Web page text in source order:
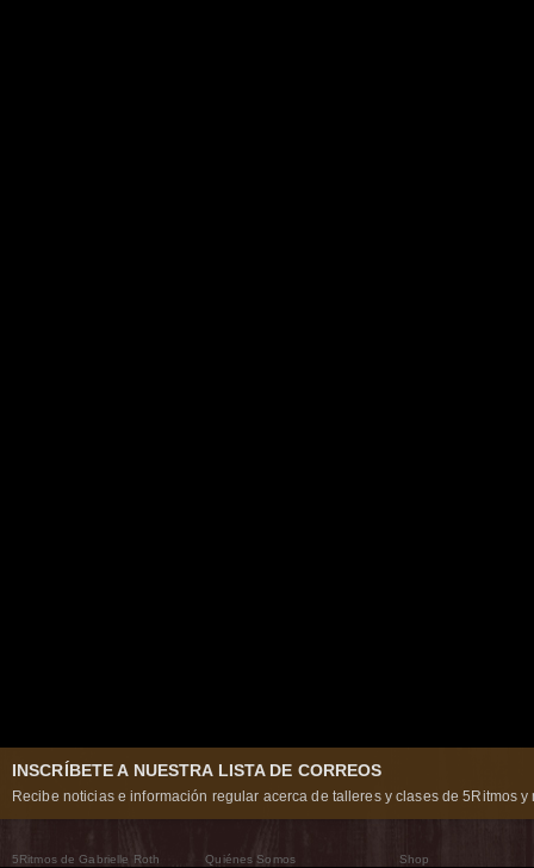
INSCRÍBETE A NUESTRA LISTA DE CORREOS
Recibe noticias e información regular acerca de talleres y clases de 5Ritmos y
5Ritmos de Gabrielle Roth Quiénes Somos Shop